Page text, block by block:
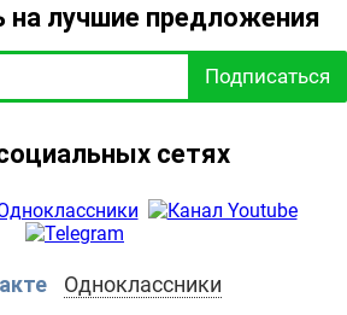
на лучшие предложения
Подписаться
сетях
Одноклассники